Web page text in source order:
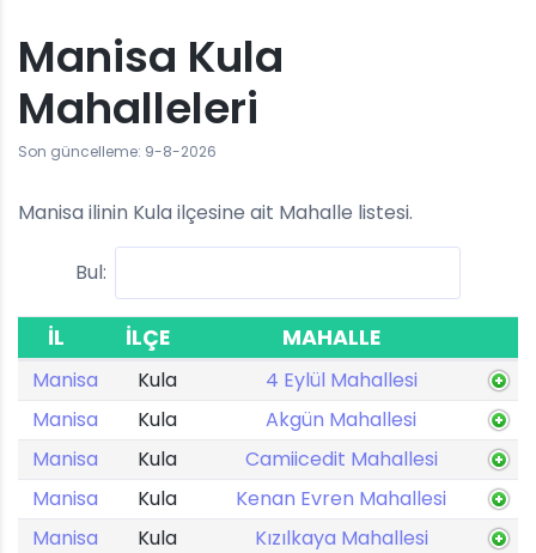
Manisa Kula
Mahalleleri
Son güncelleme: 9-8-2026
Manisa ilinin Kula ilçesine ait Mahalle listesi.
Bul:
İL İLÇE MAHALLE
Manisa Kula
4 Eylül Mahallesi
Manisa
Kula
Akgün Mahallesi
Manisa
Kula
Camiicedit Mahallesi
Manisa
Kula
Kenan Evren Mahallesi
Manisa
Kula
Kızılkaya Mahallesi